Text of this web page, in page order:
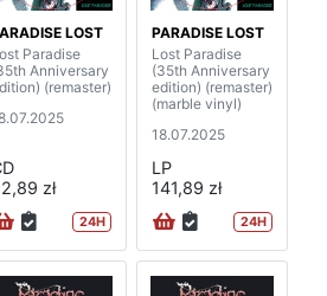
LOST
Paradise
Anniversary
(remaster)
zł
24H
PARADISE LOST
Lost Paradise
(35th Anniversary
edition) (remaster)
(marble vinyl)
18.07.2025
LP
141,89 zł
24H